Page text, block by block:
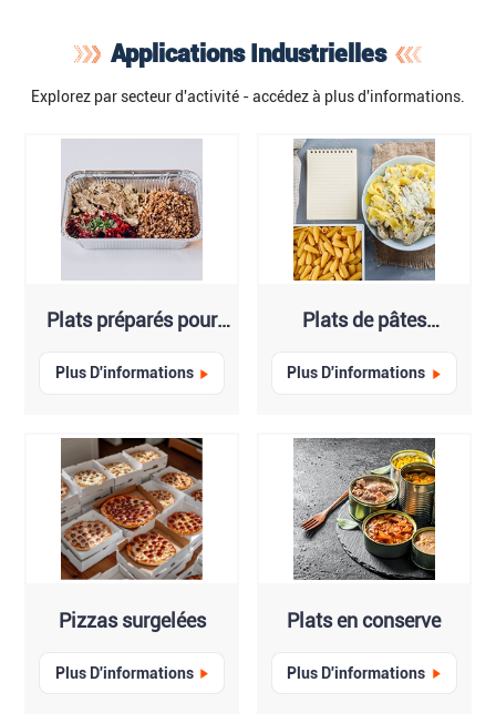
Applications Industrielles
Explorez par secteur d'activité - accédez à plus d'informations.
Plats préparés pour
Plus D'informations
Plats de pâtes
Plus D'informations
Pizzas surgelées
Plus D'informations
Plats en conserve
Plus D'informations